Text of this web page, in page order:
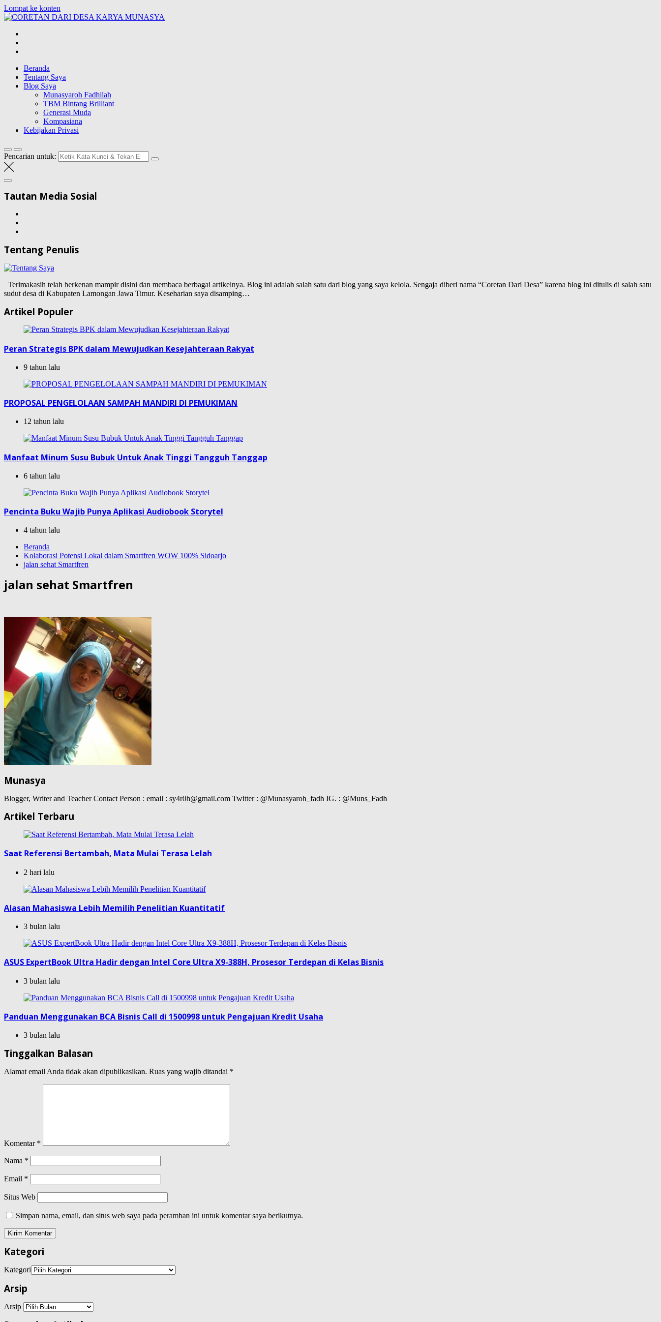
Lompat ke konten
Blog Wong Ndeso yang ingin berbagi berbagai hal di sekitarnya
Beranda
Tentang Saya
Blog Saya
Munasyaroh Fadhilah
TBM Bintang Brilliant
Generasi Muda
Kompasiana
Kebijakan Privasi
Pencarian untuk:
Tautan Media Sosial
Tentang Penulis
Terimakasih telah berkenan mampir disini dan membaca berbagai artikelnya. Blog ini adalah salah satu dari blog yang saya kelola. Sengaja diberi nama “Coretan Dari Desa” karena blog ini ditulis di salah satu
sudut desa di Kabupaten Lamongan Jawa Timur. Keseharian saya disamping…
Artikel Populer
Peran Strategis BPK dalam Mewujudkan Kesejahteraan Rakyat
9 tahun lalu
PROPOSAL PENGELOLAAN SAMPAH MANDIRI DI PEMUKIMAN
12 tahun lalu
Manfaat Minum Susu Bubuk Untuk Anak Tinggi Tangguh Tanggap
6 tahun lalu
Pencinta Buku Wajib Punya Aplikasi Audiobook Storytel
4 tahun lalu
Beranda
Kolaborasi Potensi Lokal dalam Smartfren WOW 100% Sidoarjo
jalan sehat Smartfren
jalan sehat Smartfren
Munasya
Blogger, Writer and Teacher Contact Person : email : sy4r0h@gmail.com Twitter : @Munasyaroh_fadh IG. : @Muns_Fadh
Artikel Terbaru
Saat Referensi Bertambah, Mata Mulai Terasa Lelah
2 hari lalu
Alasan Mahasiswa Lebih Memilih Penelitian Kuantitatif
3 bulan lalu
ASUS ExpertBook Ultra Hadir dengan Intel Core Ultra X9-388H, Prosesor Terdepan di Kelas Bisnis
3 bulan lalu
Panduan Menggunakan BCA Bisnis Call di 1500998 untuk Pengajuan Kredit Usaha
3 bulan lalu
Tinggalkan Balasan
Alamat email Anda tidak akan dipublikasikan. Ruas yang wajib ditandai *
Komentar *
Nama *
Email *
Situs Web
Simpan nama, email, dan situs web saya pada peramban ini untuk komentar saya berikutnya.
Kategori
Kategori
Arsip
Arsip